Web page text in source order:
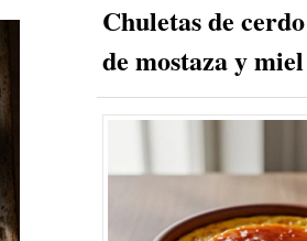
Chuletas de
de mostaza y miel